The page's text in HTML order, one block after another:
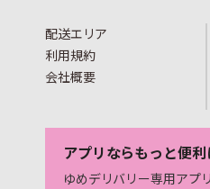
配送エリア
利用規約
会社概要
アプリならもっと便利
ゆめデリバリー専用アプ